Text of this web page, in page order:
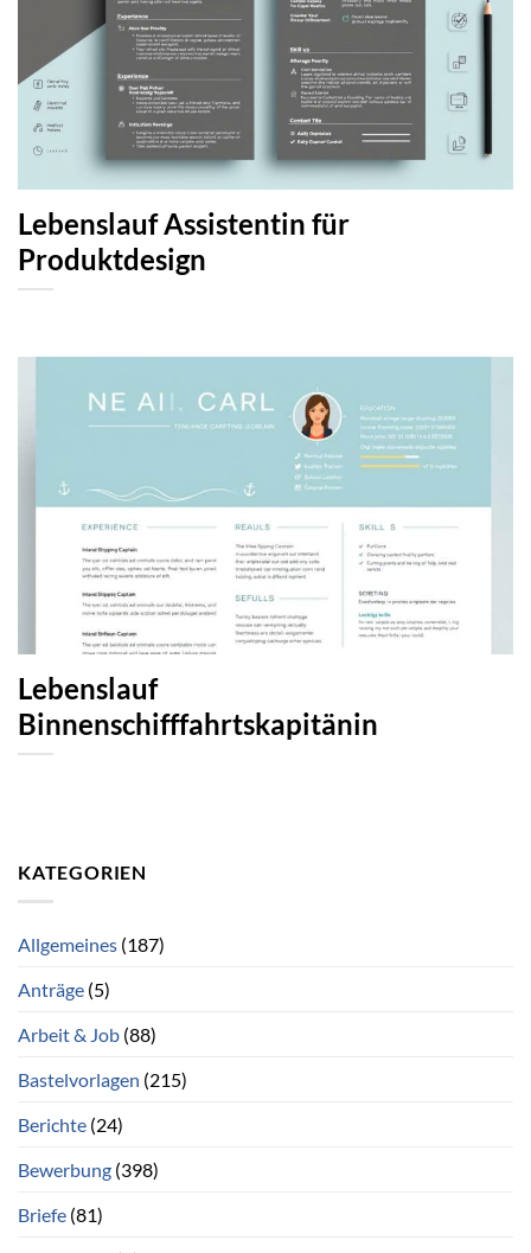
Lebenslauf Assistentin für
Produktdesign
Lebenslauf
Binnenschifffahrtskapitänin
KATEGORIEN
Allgemeines (187)
Anträge (5)
Arbeit & Job (88)
Bastelvorlagen (215)
Berichte (24)
Bewerbung (398)
Briefe (81)